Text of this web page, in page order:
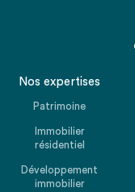
Nos expertises
Patrimoine
Immobilier
résidentiel
Développement
immobilier